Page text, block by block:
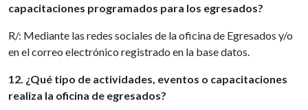
capacitaciones programados para los egresados?
R/: Mediante las redes sociales de la oficina de Egresados y/o
en el correo electrónico registrado en la base datos.
12. ¿Qué tipo de actividades, eventos o capacitaciones
realiza la oficina de egresados?